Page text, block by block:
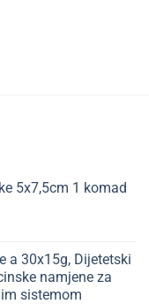
5x7,5cm 1 komad
a 30x15g, Dijetetski
namjene za
sistemom